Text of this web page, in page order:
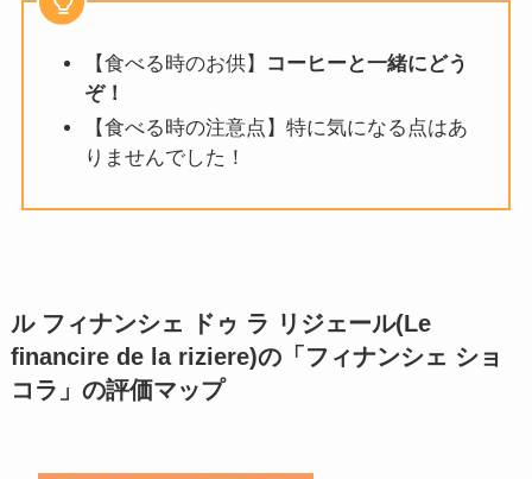
【食べる時のお供】
コーヒーと一緒にどう
ぞ！
【食べる時の注意点】特に気になる点はあ
りませんでした！
ル フィナンシェ ドゥ ラ リジェール(Le
ﬁnancire de la riziere)の「フィナンシェ ショ
コラ」 の評価マップ